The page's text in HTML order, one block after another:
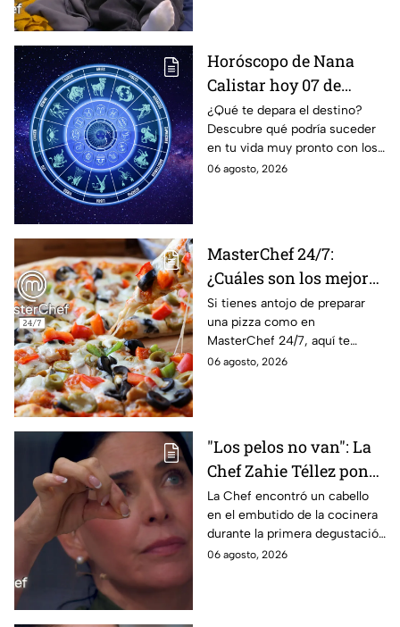
Horóscopo de Nana
Calistar hoy 07 de
agosto; estos signos
podrían dejar de estar
solteros más pronto de
lo que imaginan y
¿Qué te depara el destino?
Descubre qué podría suceder
en tu vida muy pronto con los
horóscopos de Nana Calistar;
06 agosto, 2026
MasterChef 24/7:
¿Cuáles son los mejores
quesos para preparar
pizza en casa?
Si tienes antojo de preparar
una pizza como en
MasterChef 24/7, aquí te
contamos todo lo que debes
06 agosto, 2026
"Los pelos no van": La
Chef Zahie Téllez pone
en evidencia a Carmen
en la gala de mandiles
negros de MasterChef
24/7
La Chef encontró un cabello
en el embutido de la cocinera
durante la primera degustación
de la noche
06 agosto, 2026